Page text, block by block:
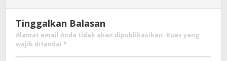
Tinggalkan Balasan
Alamat email Anda tidak akan dipublikasikan. Ruas yang
wajib ditandai *